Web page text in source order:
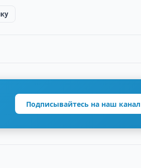
Подписывайтесь на наш канал